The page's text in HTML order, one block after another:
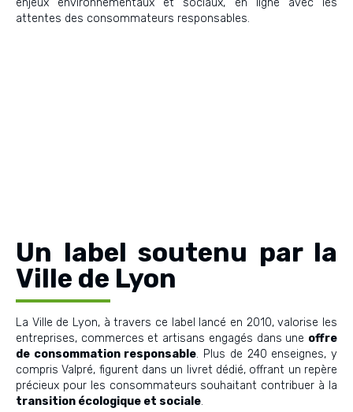
enjeux environnementaux et sociaux, en ligne avec les
attentes des consommateurs responsables.
Un label soutenu par la
Ville de Lyon
La Ville de Lyon, à travers ce label lancé en 2010, valorise les
entreprises, commerces et artisans engagés dans une offre
de consommation responsable. Plus de 240 enseignes, y
compris Valpré, figurent dans un livret dédié, offrant un repère
précieux pour les consommateurs souhaitant contribuer à la
transition écologique et sociale.